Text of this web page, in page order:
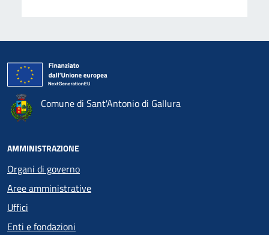
Comune di Sant'Antonio di Gallura
AMMINISTRAZIONE
Organi di governo
Aree amministrative
Uffici
Enti e fondazioni